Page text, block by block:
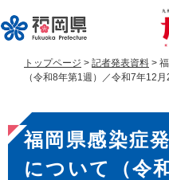
ー
ジ
す
。
ニ
ュ
し
て
トップページ > 記者発表資料 >
（令和8年第1週）／令和7年12
本
文
福岡県感染症
について（令